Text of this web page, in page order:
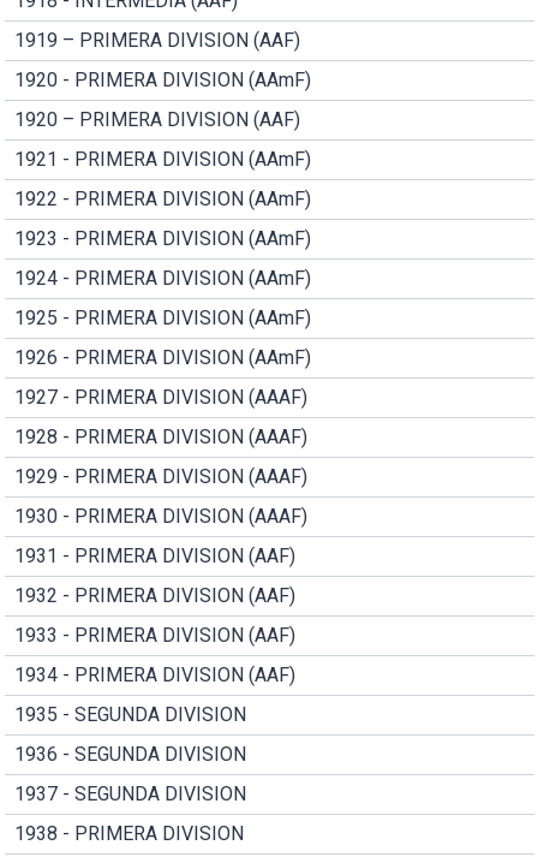
1919 – PRIMERA DIVISION (AAF)
1920 - PRIMERA DIVISION (AAmF)
1920 – PRIMERA DIVISION (AAF)
1921 - PRIMERA DIVISION (AAmF)
1922 - PRIMERA DIVISION (AAmF)
1923 - PRIMERA DIVISION (AAmF)
1924 - PRIMERA DIVISION (AAmF)
1925 - PRIMERA DIVISION (AAmF)
1926 - PRIMERA DIVISION (AAmF)
1927 - PRIMERA DIVISION (AAAF)
1928 - PRIMERA DIVISION (AAAF)
1929 - PRIMERA DIVISION (AAAF)
1930 - PRIMERA DIVISION (AAAF)
1931 - PRIMERA DIVISION (AAF)
1932 - PRIMERA DIVISION (AAF)
1933 - PRIMERA DIVISION (AAF)
1934 - PRIMERA DIVISION (AAF)
1935 - SEGUNDA DIVISION
1936 - SEGUNDA DIVISION
1937 - SEGUNDA DIVISION
1938 - PRIMERA DIVISION